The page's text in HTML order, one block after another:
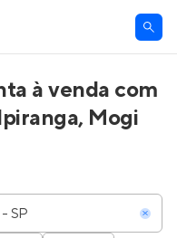
à venda com
Mogi